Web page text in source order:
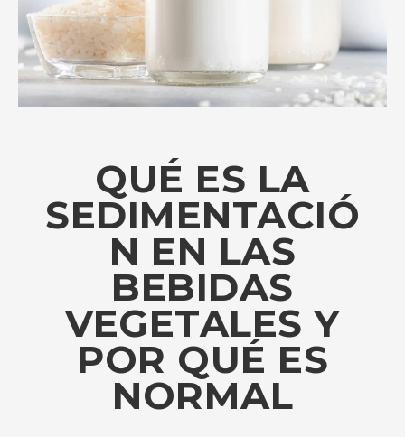
QUÉ ES LA
SEDIMENTACIÓ
N EN LAS
BEBIDAS
VEGETALES Y
POR QUÉ ES
NORMAL